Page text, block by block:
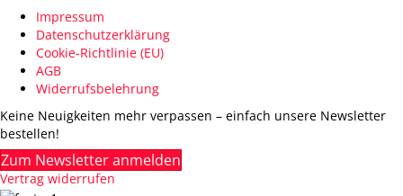
Impressum
Datenschutzerklärung
Cookie-Richtlinie (EU)
AGB
Widerrufsbelehrung
Keine Neuigkeiten mehr verpassen – einfach unsere Newsletter
bestellen!
Zum Newsletter anmelden
Vertrag widerrufen